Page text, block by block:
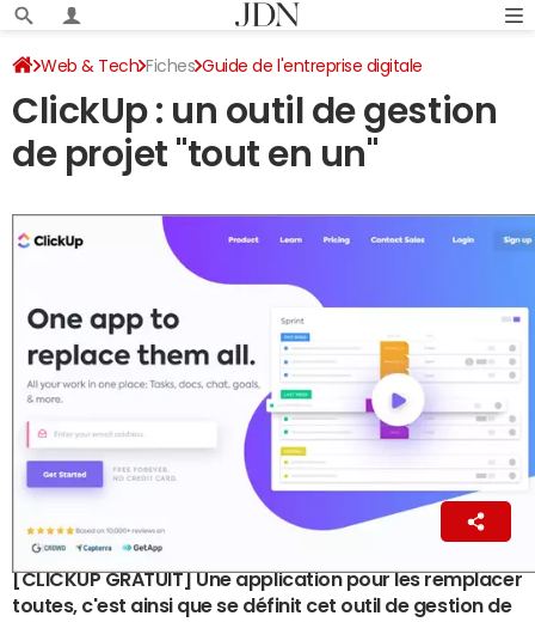
Web & Tech Fiches Guide de l'entreprise digitale
Gestion de projet
ClickUp : un outil de gestion
de projet "tout en un"
18 novembre 2021 18:50
[CLICKUP GRATUIT] Une application pour les remplacer
toutes, c'est ainsi que se définit cet outil de gestion de